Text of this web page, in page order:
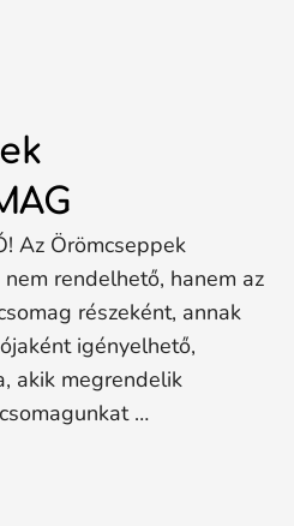
Az Örömcseppek
rendelhető, hanem az
részeként, annak
igényelhető,
akik megrendelik
…